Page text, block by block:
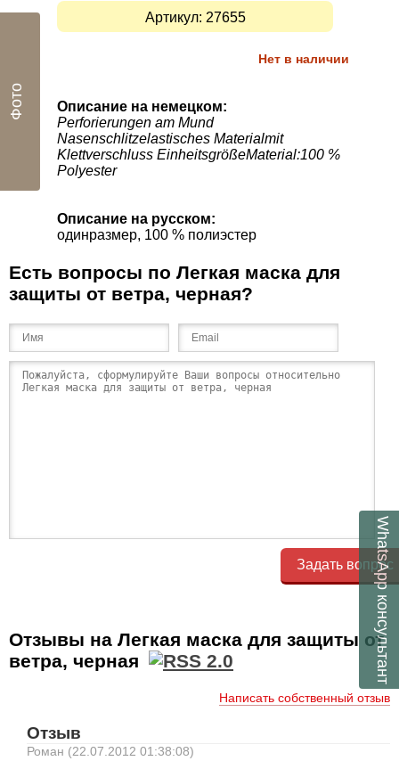
Артикул: 27655
Нет в наличии
Описание на немецком:
Perforierungen am Mund
Nasenschlitzelastisches Materialmit
Klettverschluss EinheitsgrößeMaterial:100 %
Polyester
Описание на русском:
одинразмер, 100 % полиэстер
Есть вопросы по Легкая маска для
защиты от ветра, черная?
Задать вопрос
Отзывы на Легкая маска для защиты от
ветра, черная
Написать собственный отзыв
Отзыв
Роман (22.07.2012 01:38:08)
WhatsApp
консультант
Фото